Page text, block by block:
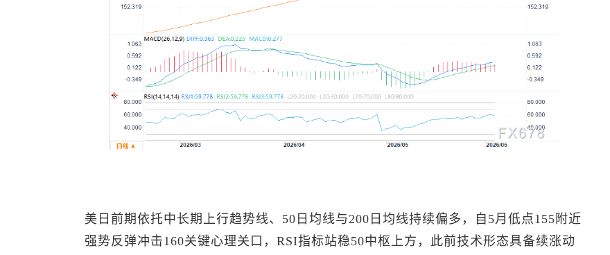
美日前期依托中长期上行趋势线、50日均线与200日均线持续偏多，自5月低点155附近
强势反弹冲击160关键心理关口，RSI指标站稳50中枢上方，此前技术形态具备续涨动